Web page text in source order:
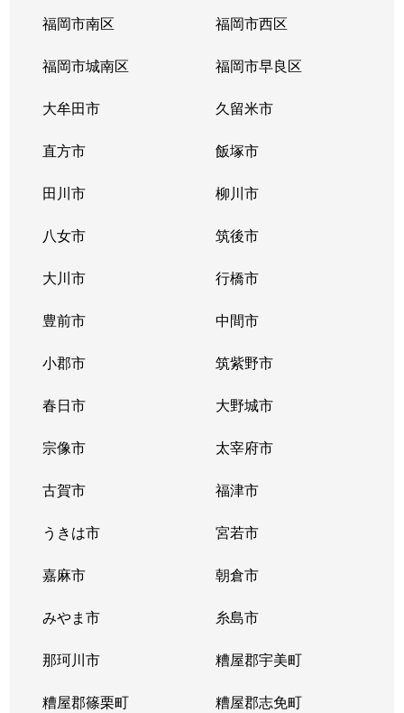
福岡市南区 福岡市西区
福岡市城南区 福岡市早良区
大牟田市 久留米市
直方市 飯塚市
田川市 柳川市
八女市 筑後市
大川市 行橋市
豊前市 中間市
小郡市 筑紫野市
春日市 大野城市
宗像市 太宰府市
古賀市 福津市
うきは市 宮若市
嘉麻市 朝倉市
みやま市 糸島市
那珂川市 糟屋郡宇美町
糟屋郡篠栗町 糟屋郡志免町